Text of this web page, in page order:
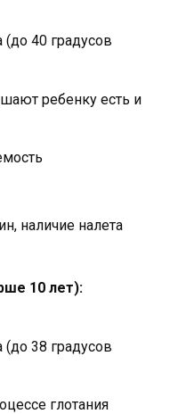
(до 40 градусов
ребенку есть и
наличие налета
10 лет):
(до 38 градусов
глотания